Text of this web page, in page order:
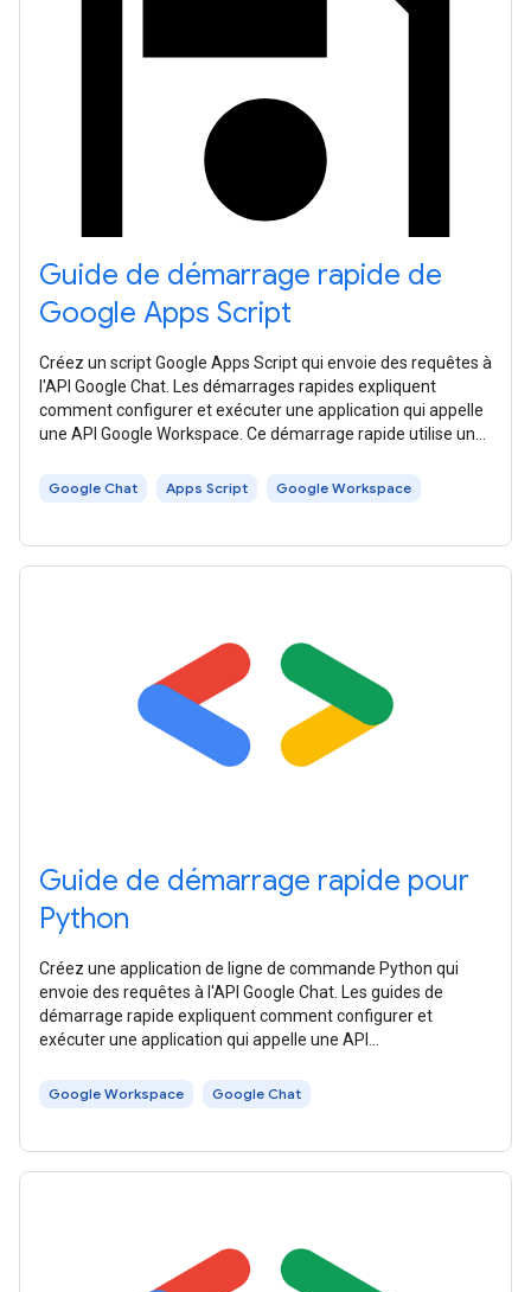
Guide de démarrage rapide de
Google Apps Script
Créez un script Google Apps Script qui envoie des requêtes à
l'API Google Chat. Les démarrages rapides expliquent
comment configurer et exécuter une application qui appelle
une API Google Workspace. Ce démarrage rapide utilise une
Google Chat Apps Script Google Workspace
Guide de démarrage rapide pour
Python
Créez une application de ligne de commande Python qui
envoie des requêtes à l'API Google Chat. Les guides de
démarrage rapide expliquent comment configurer et
exécuter une application qui appelle une API
Google Workspace Google Chat